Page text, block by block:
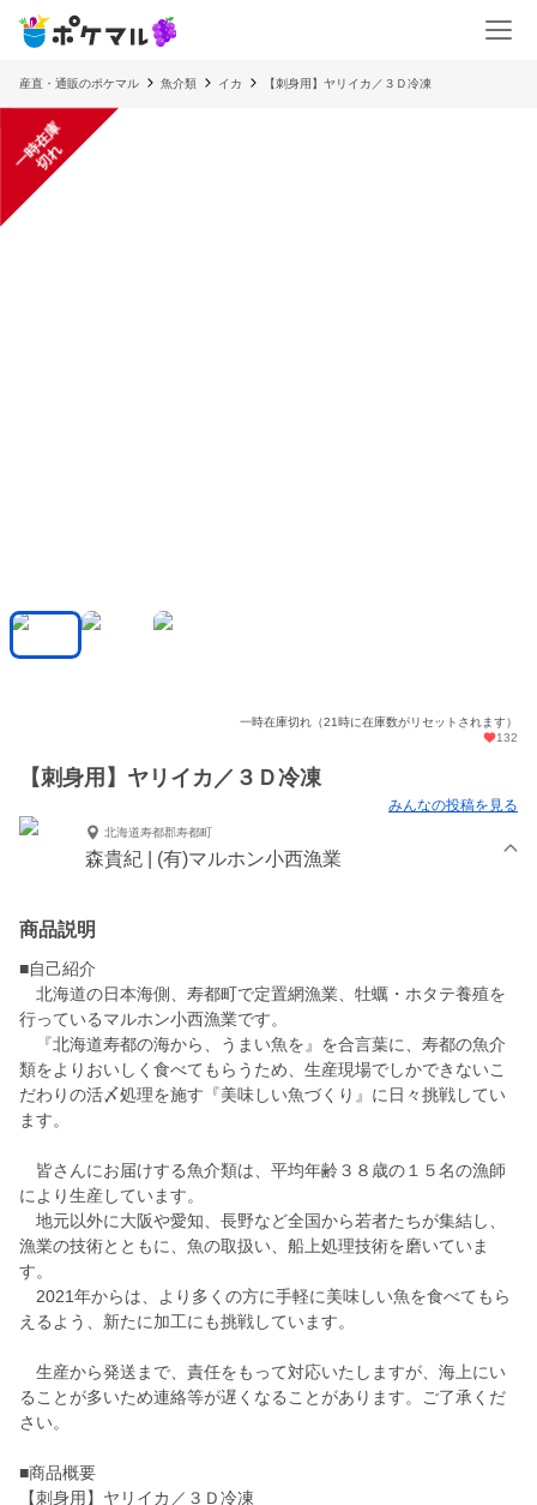
産直・通販のポケマル 魚介類 イカ 【刺身用】ヤリイカ／３Ｄ冷凍
一
時
在
庫
切
れ
一時在庫切れ（21時に在庫数がリセットされます）
132
【刺身用】ヤリイカ／３Ｄ冷凍
みんなの投稿を見る
北海道寿都郡寿都町
森貴紀 | (有)マルホン小西漁業
商品説明
■自己紹介
北海道の日本海側、寿都町で定置網漁業、牡蠣・ホタテ養殖を
行っているマルホン小西漁業です。
『北海道寿都の海から、うまい魚を』を合言葉に、寿都の魚介
類をよりおいしく食べてもらうため、生産現場でしかできないこ
だわりの活〆処理を施す『美味しい魚づくり』に日々挑戦してい
ます。
皆さんにお届けする魚介類は、平均年齢３８歳の１５名の漁師
により生産しています。
地元以外に大阪や愛知、長野など全国から若者たちが集結し、
漁業の技術とともに、魚の取扱い、船上処理技術を磨いていま
す。
2021年からは、より多くの方に手軽に美味しい魚を食べてもら
えるよう、新たに加工にも挑戦しています。
生産から発送まで、責任をもって対応いたしますが、海上にい
ることが多いため連絡等が遅くなることがあります。ご了承くだ
さい。
■商品概要
【刺身用】ヤリイカ／３Ｄ冷凍